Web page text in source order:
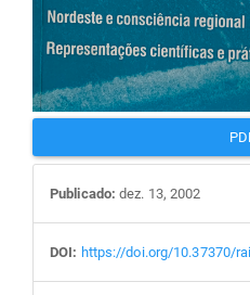
Publicado: dez. 13, 2002
DOI: https://doi.org/10.37370/